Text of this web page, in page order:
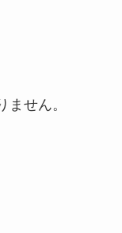
せん。